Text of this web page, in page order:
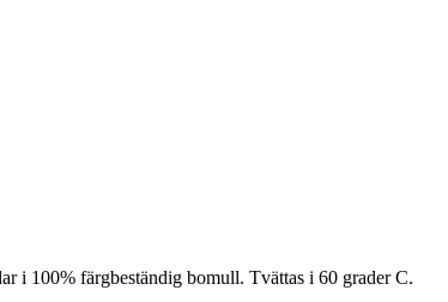
i 100% färgbeständig bomull. Tvättas i 60 grader C.